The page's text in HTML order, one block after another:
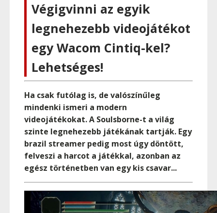
Végigvinni az egyik
legnehezebb videojátékot
egy Wacom Cintiq-kel?
Lehetséges!
Ha csak futólag is, de valószínűleg
mindenki ismeri a modern
videojátékokat. A Soulsborne-t a világ
szinte legnehezebb játékának tartják. Egy
brazil streamer pedig most úgy döntött,
felveszi a harcot a játékkal, azonban az
egész történetben van egy kis csavar...